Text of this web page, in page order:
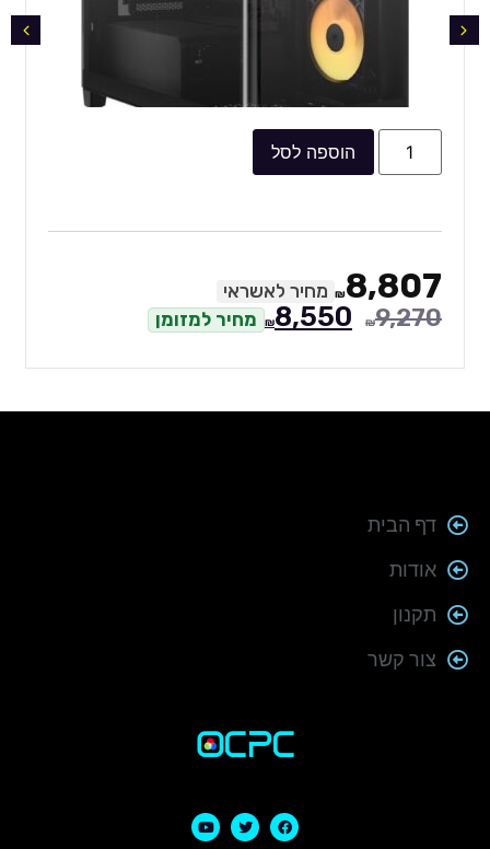
הוספה לסל
₪8,807 מחיר לאשראי
₪9,270
₪8,550 מחיר למזומן
דף הבית
אודות
תקנון
צור קשר